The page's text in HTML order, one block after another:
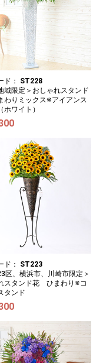
ド： ST228
域限定＞おしゃれスタンド
りミックス※アイアンス
ホワイト）
ド： ST223
区、横浜市、川崎市限定＞
スタンド花 ひまわり※コ
タンド